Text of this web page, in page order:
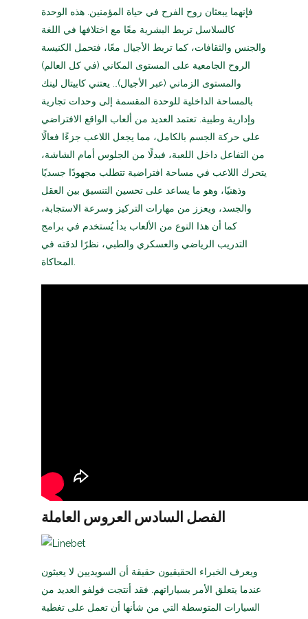
فإنهما يبعثان روح الفرح في حياة المؤمنين. هذه الوحدة
كالسلاسل تربط البشرية معًا مع اختلافها في اللغة
والجنس والثقافات، كما تربط الأجيال معًا، فتحمل الكنيسة
الروح الجامعية على المستوى المكاني (في كل العالم)
والمستوى الزماني (عبر الأجيال)… يعتني كابيتال لينك
بالمساحة الداخلية للوحدة المقسمة إلى وحدات تجارية
وإدارية وطبية. تعتمد العديد من ألعاب الواقع الافتراضي
على حركة الجسم بالكامل، مما يجعل اللاعب جزءًا فعالًا
من التفاعل داخل اللعبة، فبدلًا من الجلوس أمام الشاشة،
يتحرك اللاعب في مساحة افتراضية تتطلب مجهودًا جسديًا
وذهنيًا، وهو ما يساعد على تحسين التنسيق بين العقل
والجسد، ويعزز من مهارات التركيز وسرعة الاستجابة،
كما أن هذا النوع من الألعاب بدأ يُستخدم في برامج
التدريب الرياضي والعسكري والطبي، نظرًا لدقته في
الفصل السادس العروس العاملة
ويعرف الخبراء الحقيقيون حقيقة أن السويديين لا يعبثون
عندما يتعلق الأمر بسياراتهم. فقد أنتجت فولفو العديد من
السيارات المتوسطة التي من شأنها أن تعمل على تغطية